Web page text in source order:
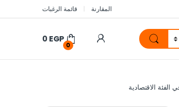
المقارنة قائمة الرغبات
0
0 EGP